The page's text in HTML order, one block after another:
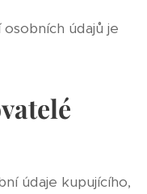
údajů je
údaje kupujícího,